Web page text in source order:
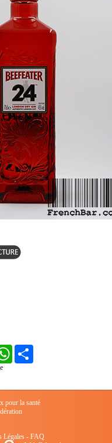
WhatsApp
pour la santé
Légales- FAQ